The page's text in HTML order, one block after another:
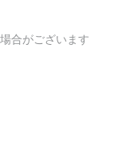
合がございます